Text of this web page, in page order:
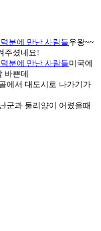
분에 만난 사람들우왕~~
주셨네요!
분에 만난 사람들미국에
바쁜데
에서 대도시로 나가기가
군과 둘리양이 어렸을때